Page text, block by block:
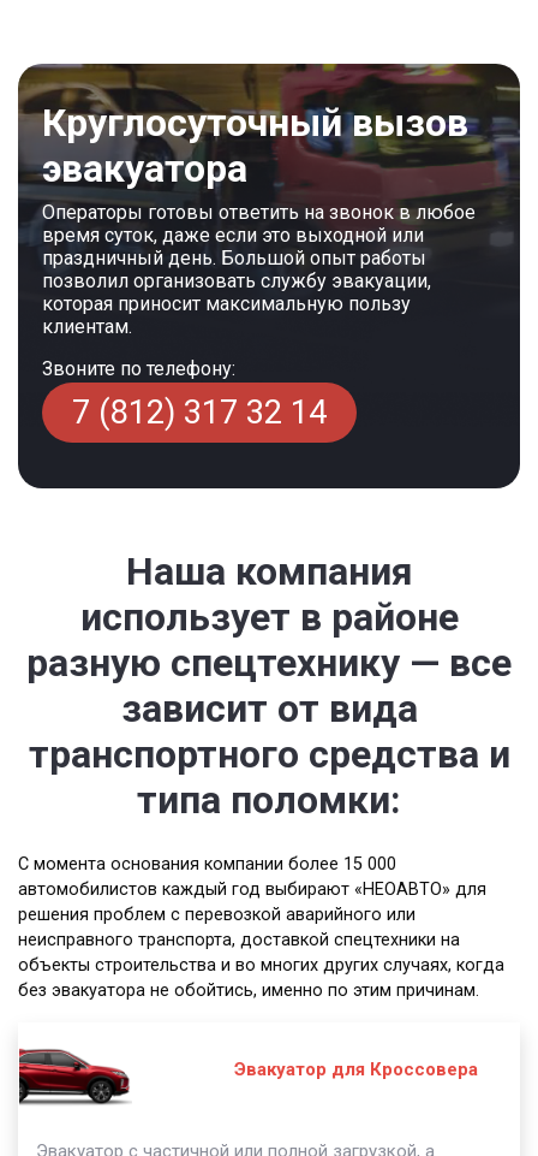
Круглосуточный вызов
эвакуатора
Операторы готовы ответить на звонок в любое
время суток, даже если это выходной или
праздничный день. Большой опыт работы
позволил организовать службу эвакуации,
которая приносит максимальную пользу
клиентам.
Звоните по телефону:
7 (812) 317 32 14
Наша компания
использует в районе
разную спецтехнику — все
зависит от вида
транспортного средства и
типа поломки:
С момента основания компании более 15 000
автомобилистов каждый год выбирают «НЕОАВТО» для
решения проблем с перевозкой аварийного или
неисправного транспорта, доставкой спецтехники на
объекты строительства и во многих других случаях, когда
без эвакуатора не обойтись, именно по этим причинам.
Эвакуатор для Кроссовера